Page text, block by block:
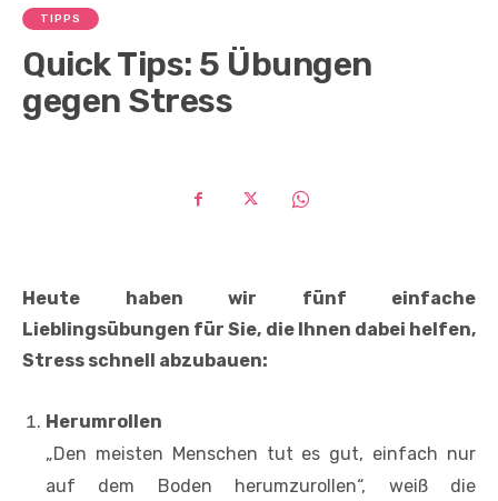
TIPPS
Quick Tips: 5 Übungen
gegen Stress
Heute haben wir fünf einfache
Lieblingsübungen für Sie, die Ihnen dabei helfen,
Stress schnell abzubauen:
Herumrollen
„Den meisten Menschen tut es gut, einfach nur
auf dem Boden herumzurollen“, weiß die